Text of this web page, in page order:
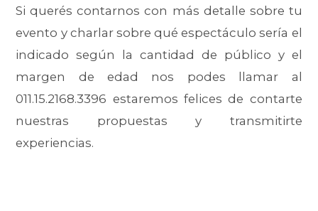
Si querés contarnos con más detalle sobre tu
evento y charlar sobre qué espectáculo sería el
indicado según la cantidad de público y el
margen de edad nos podes llamar al
011.15.2168.3396 estaremos felices de contarte
nuestras propuestas y transmitirte
experiencias.